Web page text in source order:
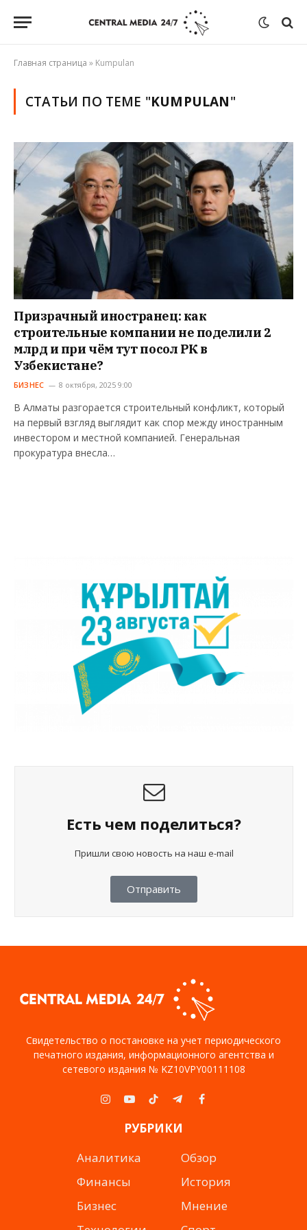
Главная страница » Kumpulan
СТАТЬИ ПО ТЕМЕ "KUMPULAN"
Призрачный иностранец: как
строительные компании не поделили 2
млрд и при чём тут посол РК в
Узбекистане?
БИЗНЕС 8 октября, 2025 9:00
В Алматы разгорается строительный конфликт, который
на первый взгляд выглядит как спор между иностранным
инвестором и местной компанией. Генеральная
прокуратура внесла…
Есть чем поделиться?
Пришли свою новость на наш e-mail
Отправить
Свидетельство о постановке на учет периодического
печатного издания, информационного агентства и
сетевого издания № KZ10VPY00111108
Instagram
YouTubeTikTokTelegramFacebook
РУБРИКИ
Аналитика
Финансы
Бизнес
Обзор
История
Мнение